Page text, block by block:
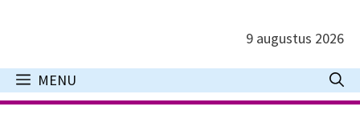
inhoud
9 augustus 2026
MENU